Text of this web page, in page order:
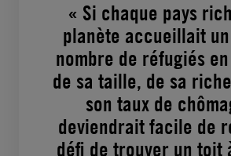
« Si chaque pays
planète accueillait
nombre de réfugiés
de sa taille, de sa
son taux de
deviendrait facile de
défi de trouver un toit